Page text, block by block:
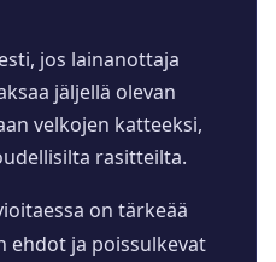
jos lainanottaja
jäljellä olevan
velkojen katteeksi,
rasitteilta.
on tärkeää
ehdot ja poissulkevat